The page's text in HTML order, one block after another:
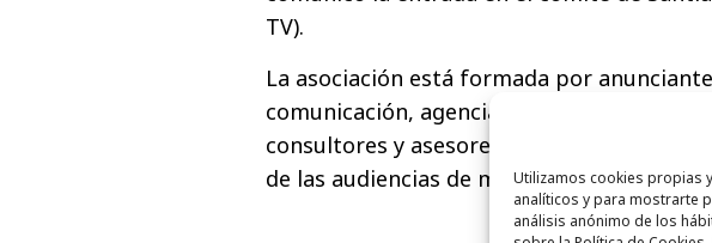
Utilizamos cookies propias
analíticos y para mostrarte
análisis anónimo de los
TV).
La asociación está formada por
comunicación, agencias de publicidad,
consultores y asesores y su principal
de las audiencias de medios en España.